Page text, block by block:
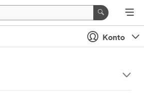
Konto